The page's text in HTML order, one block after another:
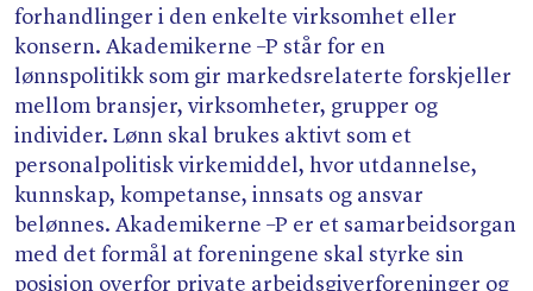
Akademikerne Pluss
Nyheter
Om Akademikerne
Søk
forhandlinger i den enkelte virksomhet eller
konsern. Akademikerne –P står for en
lønnspolitikk som gir markedsrelaterte forskjeller
mellom bransjer, virksomheter, grupper og
individer. Lønn skal brukes aktivt som et
personalpolitisk virkemiddel, hvor utdannelse,
kunnskap, kompetanse, innsats og ansvar
belønnes. Akademikerne –P er et samarbeidsorgan
med det formål at foreningene skal styrke sin
posisjon overfor private arbeidsgiverforeninger og